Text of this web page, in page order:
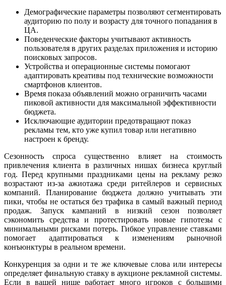
Демографические параметры позволяют сегментировать
аудиторию по полу и возрасту для точного попадания в
ЦА.
Поведенческие факторы учитывают активность
пользователя в других разделах приложения и историю
поисковых запросов.
Устройства и операционные системы помогают
адаптировать креативы под технические возможности
смартфонов клиентов.
Время показа объявлений можно ограничить часами
пиковой активности для максимальной эффективности
бюджета.
Исключающие аудитории предотвращают показ
рекламы тем, кто уже купил товар или негативно
настроен к бренду.
Сезонность спроса существенно влияет на стоимость
привлечения клиента в различных нишах бизнеса круглый
год. Перед крупными праздниками цены на рекламу резко
возрастают из-за ажиотажа среди ритейлеров и сервисных
компаний. Планирование бюджета должно учитывать эти
пики, чтобы не остаться без трафика в самый важный период
продаж. Запуск кампаний в низкий сезон позволяет
сэкономить средства и протестировать новые гипотезы с
минимальными рисками потерь. Гибкое управление ставками
помогает адаптироваться к изменениям рыночной
конъюнктуры в реальном времени.
Конкуренция за одни и те же ключевые слова или интересы
определяет финальную ставку в аукционе рекламной системы.
Если в вашей нише работает много игроков с большими